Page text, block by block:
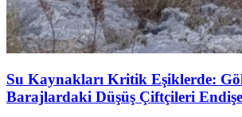
Su Kaynakları Kritik Eşiklerde:
Barajlardaki Düşüş Çiftçileri